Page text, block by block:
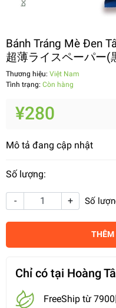
Bánh Tráng Mè Đen
超薄ライスペーパー(
Thương hiệu: Việt Nam
Tình trạng: Còn hàng
¥280
Mô tả đang cập nhật
Số lượng:
- + Số
THÊM
Chỉ có tại Hoàng
FreeShip từ